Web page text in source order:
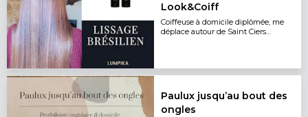
Look&Coiff
Coiffeuse à domicile diplômée, me
déplace autour de Saint Ciers
Paulux jusqu’au bout des
ongles